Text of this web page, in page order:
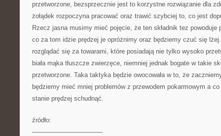
przetworzone, bezsprzecznie jest to korzystne rozwiązanie dla
żołądek rozpoczyna pracować oraz trawić szybciej to, co jest
Rzecz jasna musimy mieć pojęcie, że ten składnik tez
co za tom idzie prędzej je opróżnimy oraz będziemy czuć się
rozglądać się za towarami, które posiadają nie tylko wysoko
biała mąka tłuszcze zwierzęce, niemniej jednak bogate w takie
przetworzone. Taka taktyka będzie owocowała w to, że
będziemy mieć mniej problemów z przewodem pokarmowym a
stanie prędzej schudnąć.
źródło:
———————————